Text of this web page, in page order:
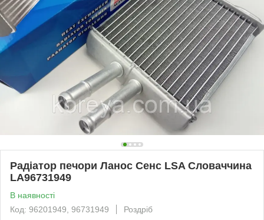
Радіатор печори Ланос Сенс LSA Словаччина
LA96731949
В наявності
Код: 96201949, 96731949
Роздріб